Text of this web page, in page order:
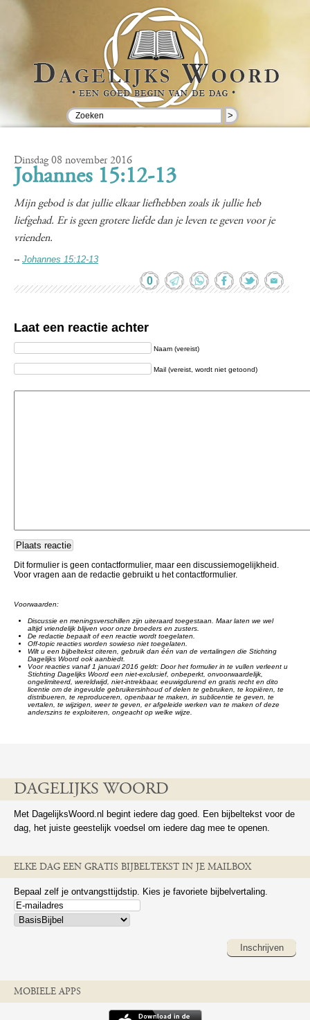
>
Dinsdag 08 november 2016
Johannes 15:12-13
Mijn gebod is dat jullie elkaar liefhebben zoals ik jullie heb
liefgehad. Er is geen grotere liefde dan je leven te geven voor je
vrienden.
-- Johannes 15:12-13
0
Laat een reactie achter
Naam (vereist)
Mail (vereist, wordt niet getoond)
Dit formulier is geen contactformulier, maar een discussiemogelijkheid.
Voor vragen aan de redactie gebruikt u het contactformulier.
Voorwaarden:
Discussie en meningsverschillen zijn uiteraard toegestaan. Maar laten we wel
altijd vriendelijk blijven voor onze broeders en zusters.
De redactie bepaalt of een reactie wordt toegelaten.
Off-topic reacties worden sowieso niet toegelaten.
Wilt u een bijbeltekst citeren, gebruik dan één van de vertalingen die Stichting
Dagelijks Woord ook aanbiedt.
Voor reacties vanaf 1 januari 2016 geldt: Door het formulier in te vullen verleent u
Stichting Dagelijks Woord een niet-exclusief, onbeperkt, onvoorwaardelijk,
ongelimiteerd, wereldwijd, niet-intrekbaar, eeuwigdurend en gratis recht en dito
licentie om de ingevulde gebruikersinhoud of delen te gebruiken, te kopiëren, te
distribueren, te reproduceren, openbaar te maken, in sublicentie te geven, te
vertalen, te wijzigen, weer te geven, er afgeleide werken van te maken of deze
anderszins te exploiteren, ongeacht op welke wijze.
DAGELIJKS WOORD
Met DagelijksWoord.nl begint iedere dag goed. Een bijbeltekst voor de
dag, het juiste geestelijk voedsel om iedere dag mee te openen.
ELKE DAG EEN GRATIS BIJBELTEKST IN JE MAILBOX
Bepaal zelf je ontvangsttijdstip. Kies je favoriete bijbelvertaling.
Inschrijven
MOBIELE APPS